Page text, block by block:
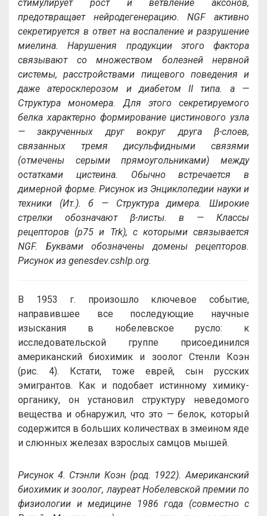
стимулирует рост и ветвление аксонов,
предотвращает нейродегенерацию. NGF активно
секретируется в ответ на воспаление и разрушение
миелина. Нарушения продукции этого фактора
связывают со множеством болезней нервной
системы, расстройствами пищевого поведения и
даже атеросклерозом и диабетом II типа. а —
Структура мономера. Для этого секретируемого
белка характерно формирование цистинового узла
— закрученных друг вокруг друга β-слоев,
связанных тремя дисульфидными связями
(отмечены серыми прямоугольниками) между
остатками цистеина. Обычно встречается в
димерной форме. Рисунок из Энциклопедии науки и
техники (Ит.). б — Структура димера. Широкие
стрелки обозначают β-листы. в — Классы
рецепторов (p75 и Trk), с которыми связывается
NGF. Буквами обозначены домены рецепторов.
Рисунок из genesdev.cshlp.org.
В 1953 г. произошло ключевое событие,
направившее все последующие научные
изыскания в нобелевское русло: к
исследовательской группе присоединился
американский биохимик и зоолог Стенли Коэн
(рис. 4). Кстати, тоже еврей, сын русских
эмигрантов. Как и подобает истинному химику-
органику, он установил структуру неведомого
вещества и обнаружил, что это — белок, который
содержится в больших количествах в змеином яде
и слюнных железах взрослых самцов мышей.
Рисунок 4. Стэнли Коэн (род. 1922). Американский
биохимик и зоолог, лауреат Нобелевской премии по
физиологии и медицине 1986 года (совместно с